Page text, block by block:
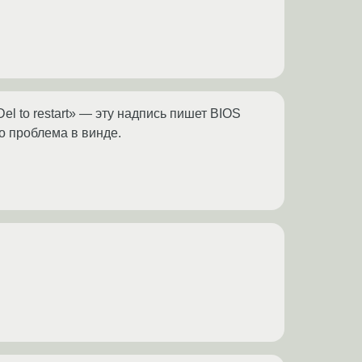
to restart» — эту надпись пишет BIOS
проблема в винде.